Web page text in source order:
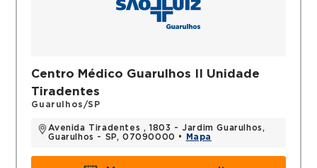
Centro Médico Guarulhos II Unidade
Tiradentes
Guarulhos/SP
Avenida Tiradentes , 1803 - Jardim Guarulhos,
Guarulhos - SP, 07090000 •
Mapa